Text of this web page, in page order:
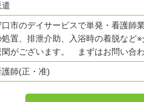
口市のデイサービスで単発・看護師
処置、排泄介助、入浴時の着脱など
閑がございます。 まずはお問い合わ
護師(正・准)